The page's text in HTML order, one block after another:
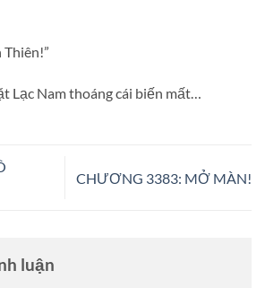
Lạc Nam thoáng cái biến mất…
CHƯƠNG 3383: MỞ MÀN!
luận